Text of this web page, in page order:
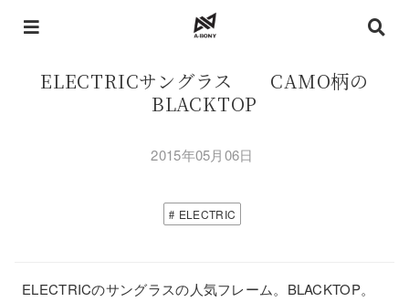
ELECTRICサングラス CAMO柄の
BLACKTOP
2015年05月06日
ELECTRIC
ELECTRICのサングラスの人気フレーム。BLACKTOP。